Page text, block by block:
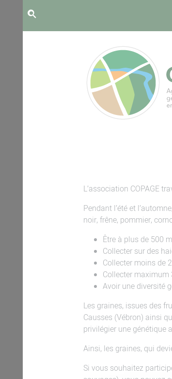
L’association COPAGE
Pendant l’été et
noir, frêne, pommier,
Être à plus de 500
Collecter sur des
Collecter moins de
Collecter maximum
Avoir une diversité
Les graines, issues des
Causses (Vébron) ainsi
privilégier une génétique
Ainsi, les graines, qui
Si vous souhaitez